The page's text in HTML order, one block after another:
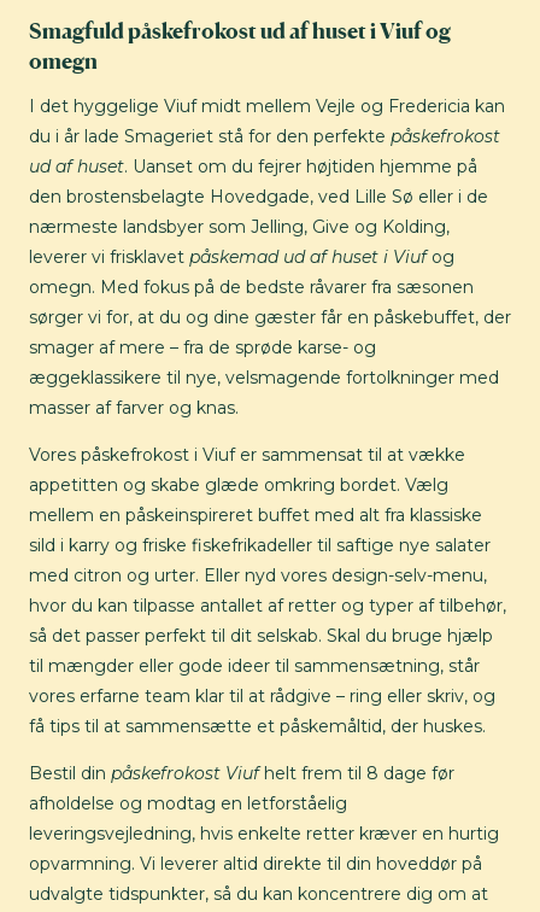
Smagfuld påskefrokost ud af huset i Viuf og
omegn
I det hyggelige Viuf midt mellem Vejle og Fredericia kan
du i år lade Smageriet stå for den perfekte påskefrokost
ud af huset. Uanset om du fejrer højtiden hjemme på
den brostensbelagte Hovedgade, ved Lille Sø eller i de
nærmeste landsbyer som Jelling, Give og Kolding,
leverer vi frisklavet påskemad ud af huset i Viufog
omegn. Med fokus på de bedste råvarer fra sæsonen
sørger vi for, at du og dine gæster får en påskebuffet, der
smager af mere – fra de sprøde karse- og
æggeklassikere til nye, velsmagende fortolkninger med
masser af farver og knas.
Vores påskefrokost i Viuf er sammensat til at vække
appetitten og skabe glæde omkring bordet. Vælg
mellem en påskeinspireret buffet med alt fra klassiske
sild i karry og friske fiskefrikadeller til saftige nye salater
med citron og urter. Eller nyd vores design-selv-menu,
hvor du kan tilpasse antallet af retter og typer af tilbehør,
så det passer perfekt til dit selskab. Skal du bruge hjælp
til mængder eller gode ideer til sammensætning, står
vores erfarne team klar til at rådgive – ring eller skriv, og
få tips til at sammensætte et påskemåltid, der huskes.
Bestil din påskefrokost Viufhelt frem til 8 dage før
afholdelse og modtag en letforståelig
leveringsvejledning, hvis enkelte retter kræver en hurtig
opvarmning. Vi leverer altid direkte til din hoveddør på
udvalgte tidspunkter, så du kan koncentrere dig om at